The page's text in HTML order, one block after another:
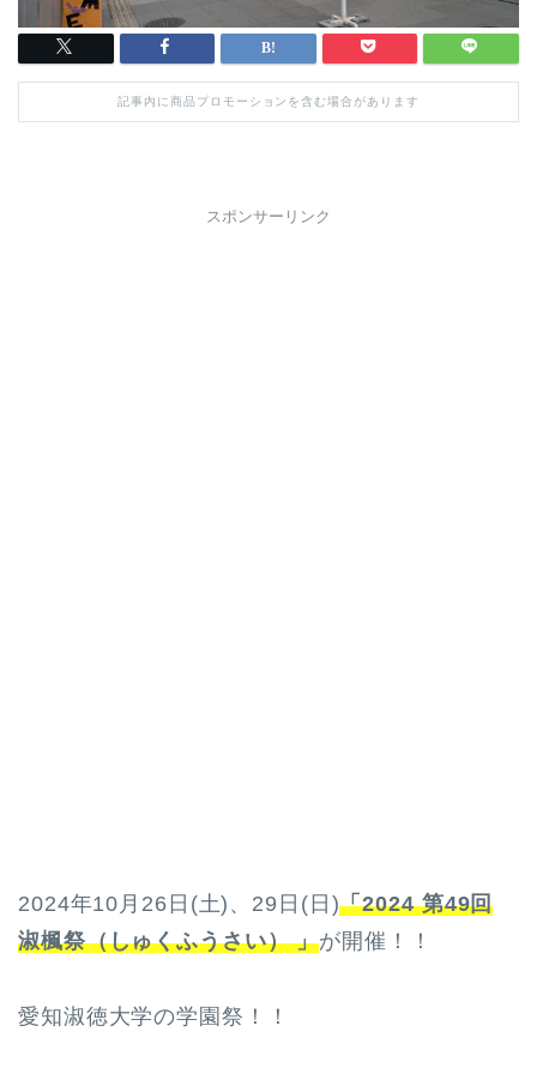
記事内に商品プロモーションを含む場合があります
スポンサーリンク
2024年10月26日(土)、29日(日)「2024 第49回
淑楓祭（しゅくふうさい） 」が開催！！
愛知淑徳大学の学園祭！！